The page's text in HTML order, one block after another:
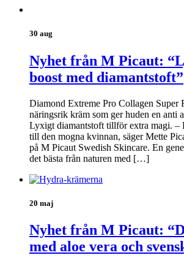
30 aug
Nyhet från M Picaut:
boost med diamantstoft”
Diamond Extreme Pro Collagen Super
näringsrik kräm som ger huden en anti
Lyxigt diamantstoft tillför extra magi. –
till den mogna kvinnan, säger Mette
på M Picaut Swedish Skincare. En
det bästa från naturen med […]
20 maj
Nyhet från M Picaut:
med aloe vera och